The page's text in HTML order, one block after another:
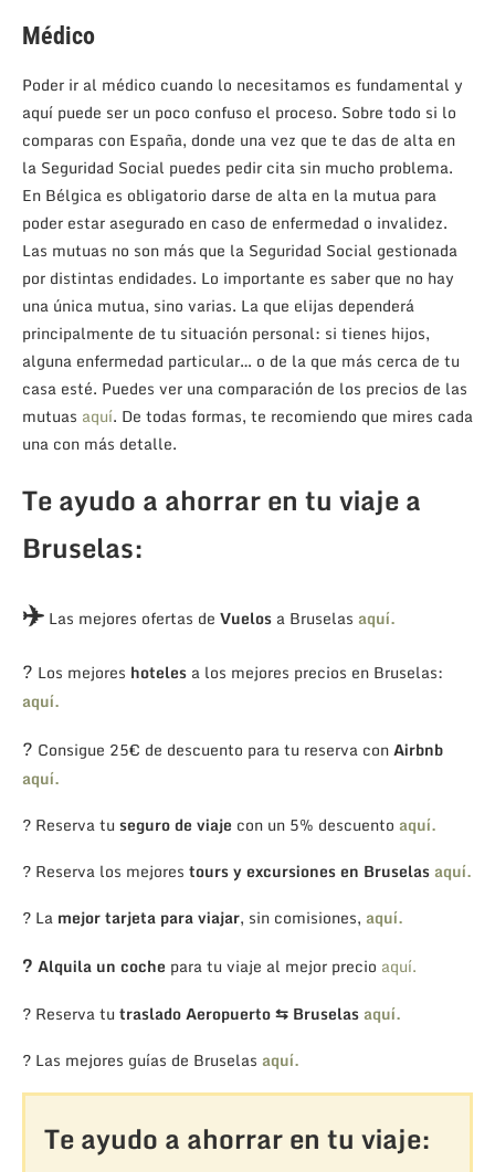
Médico
Poder ir al médico cuando lo necesitamos es fundamental y
aquí puede ser un poco confuso el proceso. Sobre todo si lo
comparas con España, donde una vez que te das de alta en
la Seguridad Social puedes pedir cita sin mucho problema.
En Bélgica es obligatorio darse de alta en la mutua para
poder estar asegurado en caso de enfermedad o invalidez.
Las mutuas no son más que la Seguridad Social gestionada
por distintas endidades. Lo importante es saber que no hay
una única mutua, sino varias. La que elijas dependerá
principalmente de tu situación personal: si tienes hijos,
alguna enfermedad particular… o de la que más cerca de tu
casa esté. Puedes ver una comparación de los precios de las
mutuas aquí. De todas formas, te recomiendo que mires cada
una con más detalle.
Te ayudo a ahorrar en tu viaje a
Bruselas:
✈️ Las mejores ofertas de Vuelos a Bruselas aquí.
? Los mejores hoteles a los mejores precios en Bruselas:
aquí.
? Consigue 25€ de descuento para tu reserva conAirbnb
aquí.
? Reserva tu seguro de viaje con un 5% descuento aquí.
? Reserva los mejores tours y excursiones en Bruselasaquí.
? La mejor tarjeta para viajar, sin comisiones, aquí.
? Alquila un coche para tu viaje al mejor precio aquí.
? Reserva tu traslado Aeropuerto ⇆ Bruselasaquí.
? Las mejores guías de Bruselas aquí.
Te ayudo a ahorrar en tu viaje: